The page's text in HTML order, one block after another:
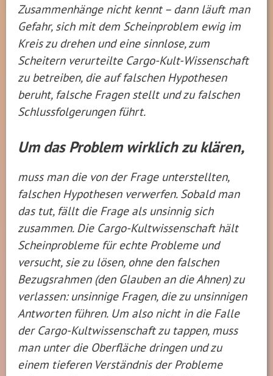
Zusammenhänge nicht kennt – dann läuft man
Gefahr, sich mit dem Scheinproblem ewig im
Kreis zu drehen und eine sinnlose, zum
Scheitern verurteilte Cargo-Kult-Wissenschaft
zu betreiben, die auf falschen Hypothesen
beruht, falsche Fragen stellt und zu falschen
Schlussfolgerungen führt.
Um das Problem wirklich zu klären,
muss man die von der Frage unterstellten,
falschen Hypothesen verwerfen. Sobald man
das tut, fällt die Frage als unsinnig sich
zusammen. Die Cargo-Kultwissenschaft hält
Scheinprobleme für echte Probleme und
versucht, sie zu lösen, ohne den falschen
Bezugsrahmen (den Glauben an die Ahnen) zu
verlassen: unsinnige Fragen, die zu unsinnigen
Antworten führen. Um also nicht in die Falle
der Cargo-Kultwissenschaft zu tappen, muss
man unter die Oberfläche dringen und zu
einem tieferen Verständnis der Probleme